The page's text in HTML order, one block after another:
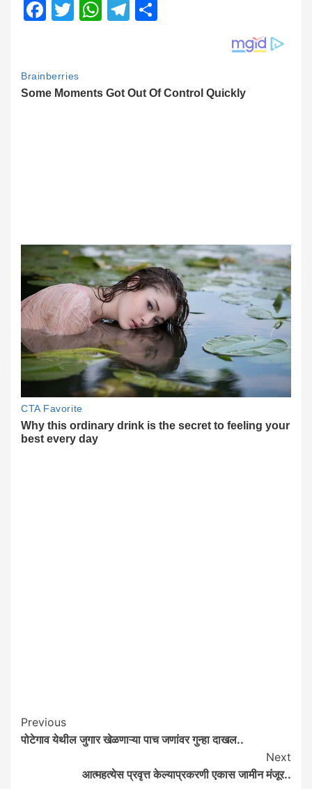
Facebook
Twitter
WhatsApp
Telegram
Post
Navigation
Previous
पोटेगाव येथील जुगार खेळणाऱ्या पाच जणांवर गुन्हा दाखल..
Next
आत्महत्येस प्रवृत्त केल्याप्रकरणी एकास जामीन मंजूर..